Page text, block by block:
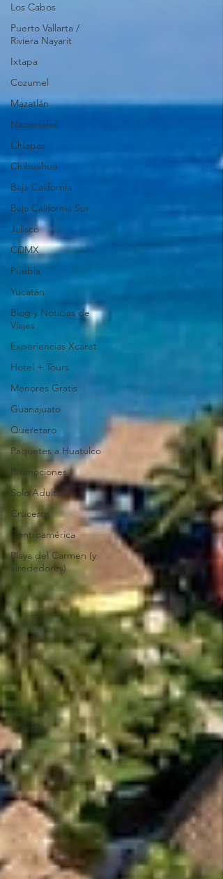
Los Cabos
Puerto Vallarta /
Riviera Nayarit
Ixtapa
Cozumel
Mazatlán
Nacionales
Chiapas
Chihuahua
Baja California
Baja California Sur
Jalisco
CDMX
Puebla
Yucatán
Blog y Noticias de
Viajes
Experiencias Xcaret
Hotel + Tours
Menores Gratis
Guanajuato
Queretaro
Paquetes a Huatulco
Promociones
Solo Adultos
Cruceros
Centroamérica
Playa del Carmen (y
alrededores)